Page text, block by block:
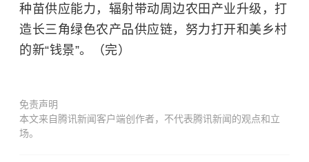
种苗供应能力，辐射带动周边农田产业升级，打
造长三角绿色农产品供应链，努力打开和美乡村
的新“钱景”。（完）
免责声明
本文来自腾讯新闻客户端创作者，不代表腾讯新闻的观点和立
场。